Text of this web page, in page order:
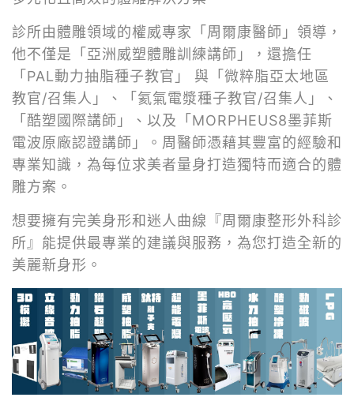
診所由體雕領域的權威專家「周爾康醫師」領導，
他不僅是「亞洲威塑體雕訓練講師」，還擔任
「PAL動力抽脂種子教官」 與「微粹脂亞太地區
教官/召集人」、「氦氣電漿種子教官/召集人」、
「酷塑國際講師」、以及「MORPHEUS8墨菲斯
電波原廠認證講師」。周醫師憑藉其豐富的經驗和
專業知識，為每位求美者量身打造獨特而適合的體
雕方案。
想要擁有完美身形和迷人曲線『周爾康整形外科診
所』能提供最專業的建議與服務，為您打造全新的
美麗新身形。